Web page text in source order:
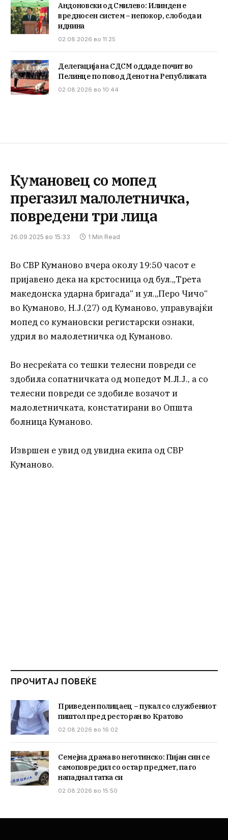
Андоновски од Смилево: Илинден е
вредносен систем – непокор, слобода и
иднина
02.08.2026 во 11:25
Делегација на СДСМ оддаде почит во
Пелинце по повод Денот на Републиката
02.08.2026 во 10:44
Кумановец со мопед
прегазил малолетничка,
повредени три лица
26.09.2025 во 15:33 1 Min Read
Во СВР Куманово вчера околу 19:50 часот е
пријавено дека на крстосница од бул.„Трета
македонска ударна бригада“ и ул.„Перо Чичо“
во Куманово, Н.Ј.(27) од Куманово, управувајќи
мопед со кумановски регистарски ознаки,
удрил во малолетничка од Куманово.
Во несреќата со тешки телесни повреди се
здобила сопатничката од мопедот М.Л.Ј., а со
телесни повреди се здобиле возачот и
малолетничката, констатирани во Општа
болница Куманово.
Извршен е увид од увидна екипа од СВР
Куманово.
ПРОЧИТАЈ ПОВЕЌЕ
Приведен полицаец – пукал со службениот
пиштол пред ресторан во Кратово
02.08.2026 во 16:02
Семејна драма во неготинско: Пијан син се
самоповредил со остар предмет, па го
нападнал татка си
02.08.2026 во 15:50